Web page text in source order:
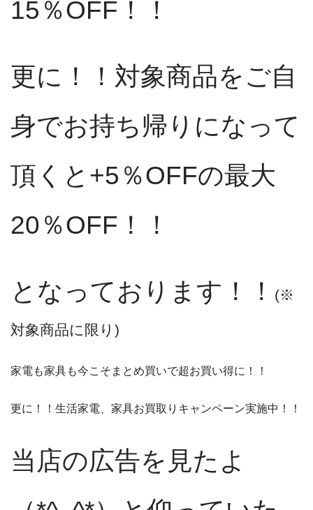
15％OFF！！
更に！！対象商品をご自
身でお持ち帰りになって
頂くと+5％OFFの最大
20％OFF！！
となっております！！ (※
対象商品に限り)
家電も家具も今こそまとめ買いで超お買い得に！！
更に！！生活家電、家具お買取りキャンペーン実施中！！
当店の広告を見たよ